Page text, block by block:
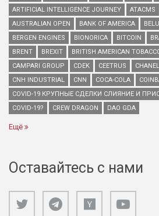
ARTIFICIAL INTELLIGENCE JOURNEY
ATACMS
AUSTRALIAN OPEN
BANK OF AMERICA
BERGEN ENGINES
BIONORICA BITCOIN
BRENT
BREXIT BRITISH AMERICAN
CAMPARI GROUP
CDEK CEETRUS CHANEL
CNH INDUSTRIAL
CNN COCA-COLA
COVID-19 КРУПНЫЕ СДЕЛКИ СЛИЯНИЕ И
COVID-19?
CREW DRAGON DAO GDA
Ещё
Оставайтесь с нами